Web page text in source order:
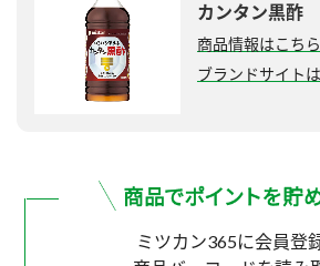
カンタン黒酢
商品情報はこちら
ブランドサイト
ミツカン365に会員登